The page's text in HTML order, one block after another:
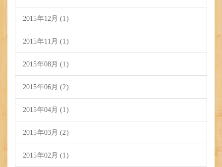
2015年12月 (1)
2015年11月 (1)
2015年08月 (1)
2015年06月 (2)
2015年04月 (1)
2015年03月 (2)
2015年02月 (1)